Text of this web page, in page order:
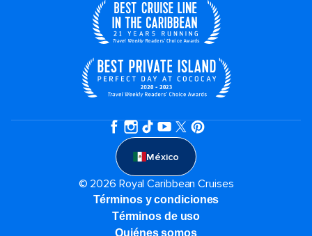
México
© 2026 Royal Caribbean Cruises
Términos y condiciones
Términos de uso
Quiénes somos